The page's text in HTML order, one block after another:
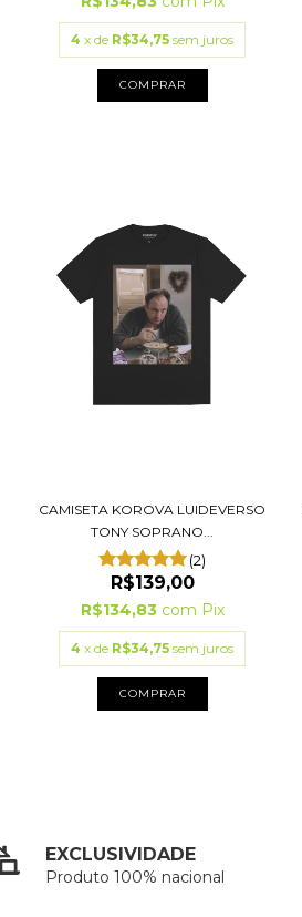
4 x de R$34,75 sem juros
COMPRAR
CAMISETA KOROVA LUIDEVERSO
TONY SOPRANO...
(2)
R$139,00
R$134,83 com Pix
4 x de R$34,75 sem juros
COMPRAR
EXCLUSIVIDADE
Produto 100% nacional